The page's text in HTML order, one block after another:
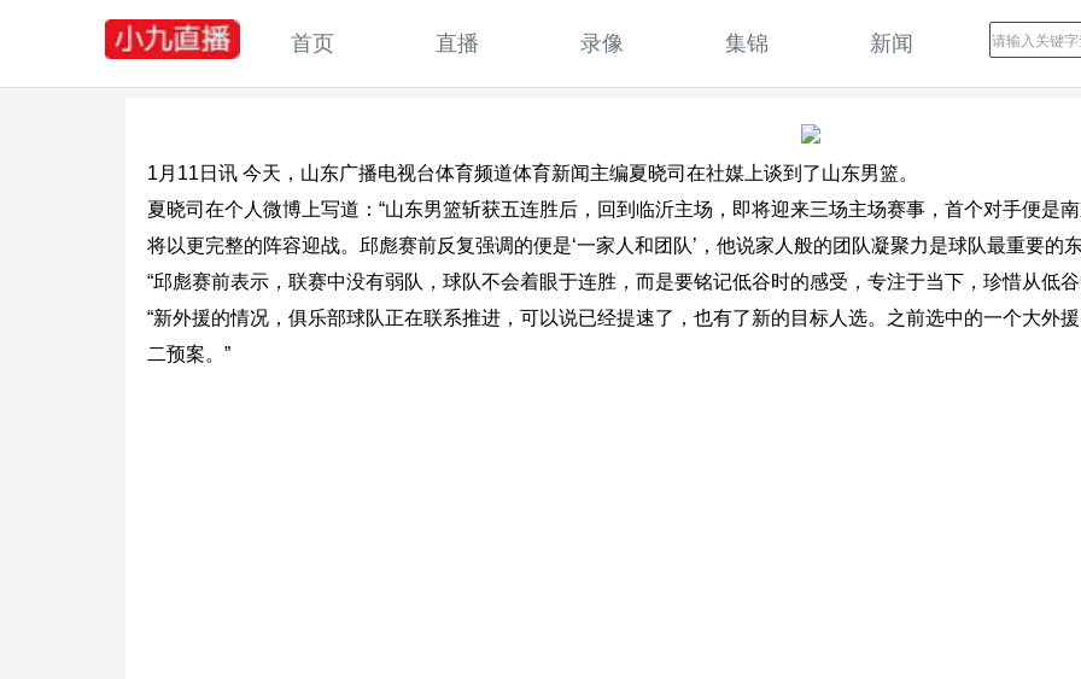
首页 直播 录像 集锦 新闻
1月11日讯 今天，山东广播电视台体育频道体育新闻主编夏晓司在社媒上谈到了山东男篮。
夏晓司在个人微博上写道：“山东男篮斩获五连胜后，回到临沂主场，即将迎来三场主场赛事，首个对手便是
将以更完整的阵容迎战。邱彪赛前反复强调的便是‘一家人和团队’，他说家人般的团队凝聚力是球队最重要的东
“邱彪赛前表示，联赛中没有弱队，球队不会着眼于连胜，而是要铭记低谷时的感受，专注于当下，珍惜从低谷
“新外援的情况，俱乐部球队正在联系推进，可以说已经提速了，也有了新的目标人选。之前选中的一个大外
二预案。”